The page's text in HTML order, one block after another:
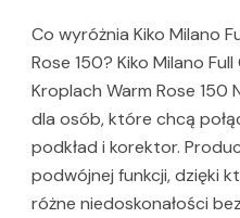
Co wyróżnia Kiko Milano
Rose 150? Kiko Milano
Kroplach Warm Rose
dla osób, które chcą
podkład i korektor.
podwójnej funkcji, dzięki
różne niedoskonałości